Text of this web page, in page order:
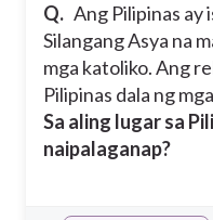
Q. Ang Pilipinas ay
Silangang Asya na
mga katoliko. Ang
Pilipinas dala ng
Sa aling lugar sa
naipalaganap?